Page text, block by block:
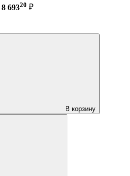
8 69320 ₽
В корзину